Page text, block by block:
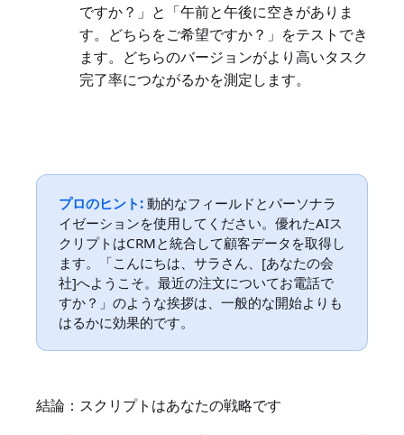
ですか？」と「午前と午後に空きがありま
す。どちらをご希望ですか？」をテストでき
ます。どちらのバージョンがより高いタスク
完了率につながるかを測定します。
プロのヒント: 動的なフィールドとパーソナラ
イゼーションを使用してください。優れたAIス
クリプトはCRMと統合して顧客データを取得し
ます。「こんにちは、サラさん、[あなたの会
社]へようこそ。最近の注文についてお電話で
すか？」のような挨拶は、一般的な開始よりも
はるかに効果的です。
結論：スクリプトはあなたの戦略です